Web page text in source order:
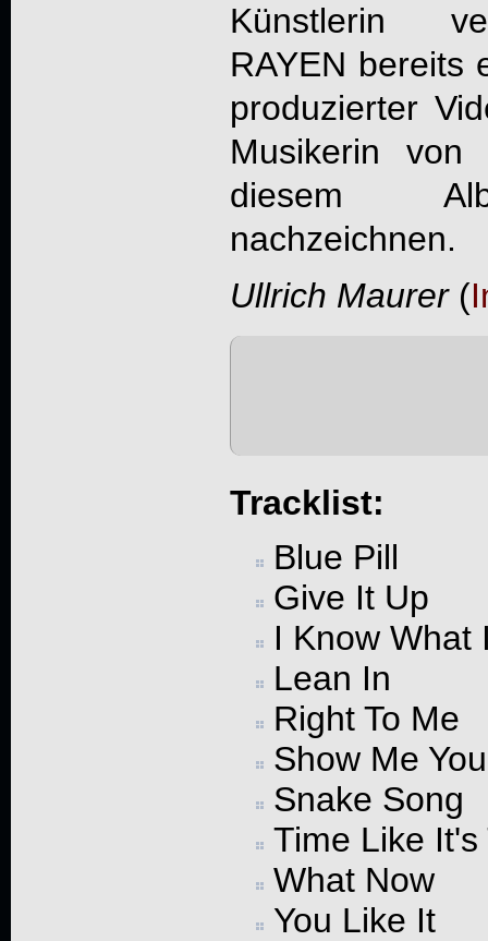
Künstlerin
RAYEN bereits
produzierter
Musikerin
diesem
nachzeichnen.
Ullrich Maurer(
Tracklist:
Blue Pill
Give It Up
I Know What
Lean In
Right To Me
Show Me
Snake Song
Time Like
What Now
You Like It